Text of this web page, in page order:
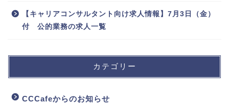
【キャリアコンサルタント向け求人情報】7月3日（金）
付 公的業務の求人一覧
カテゴリー
CCCafeからのお知らせ